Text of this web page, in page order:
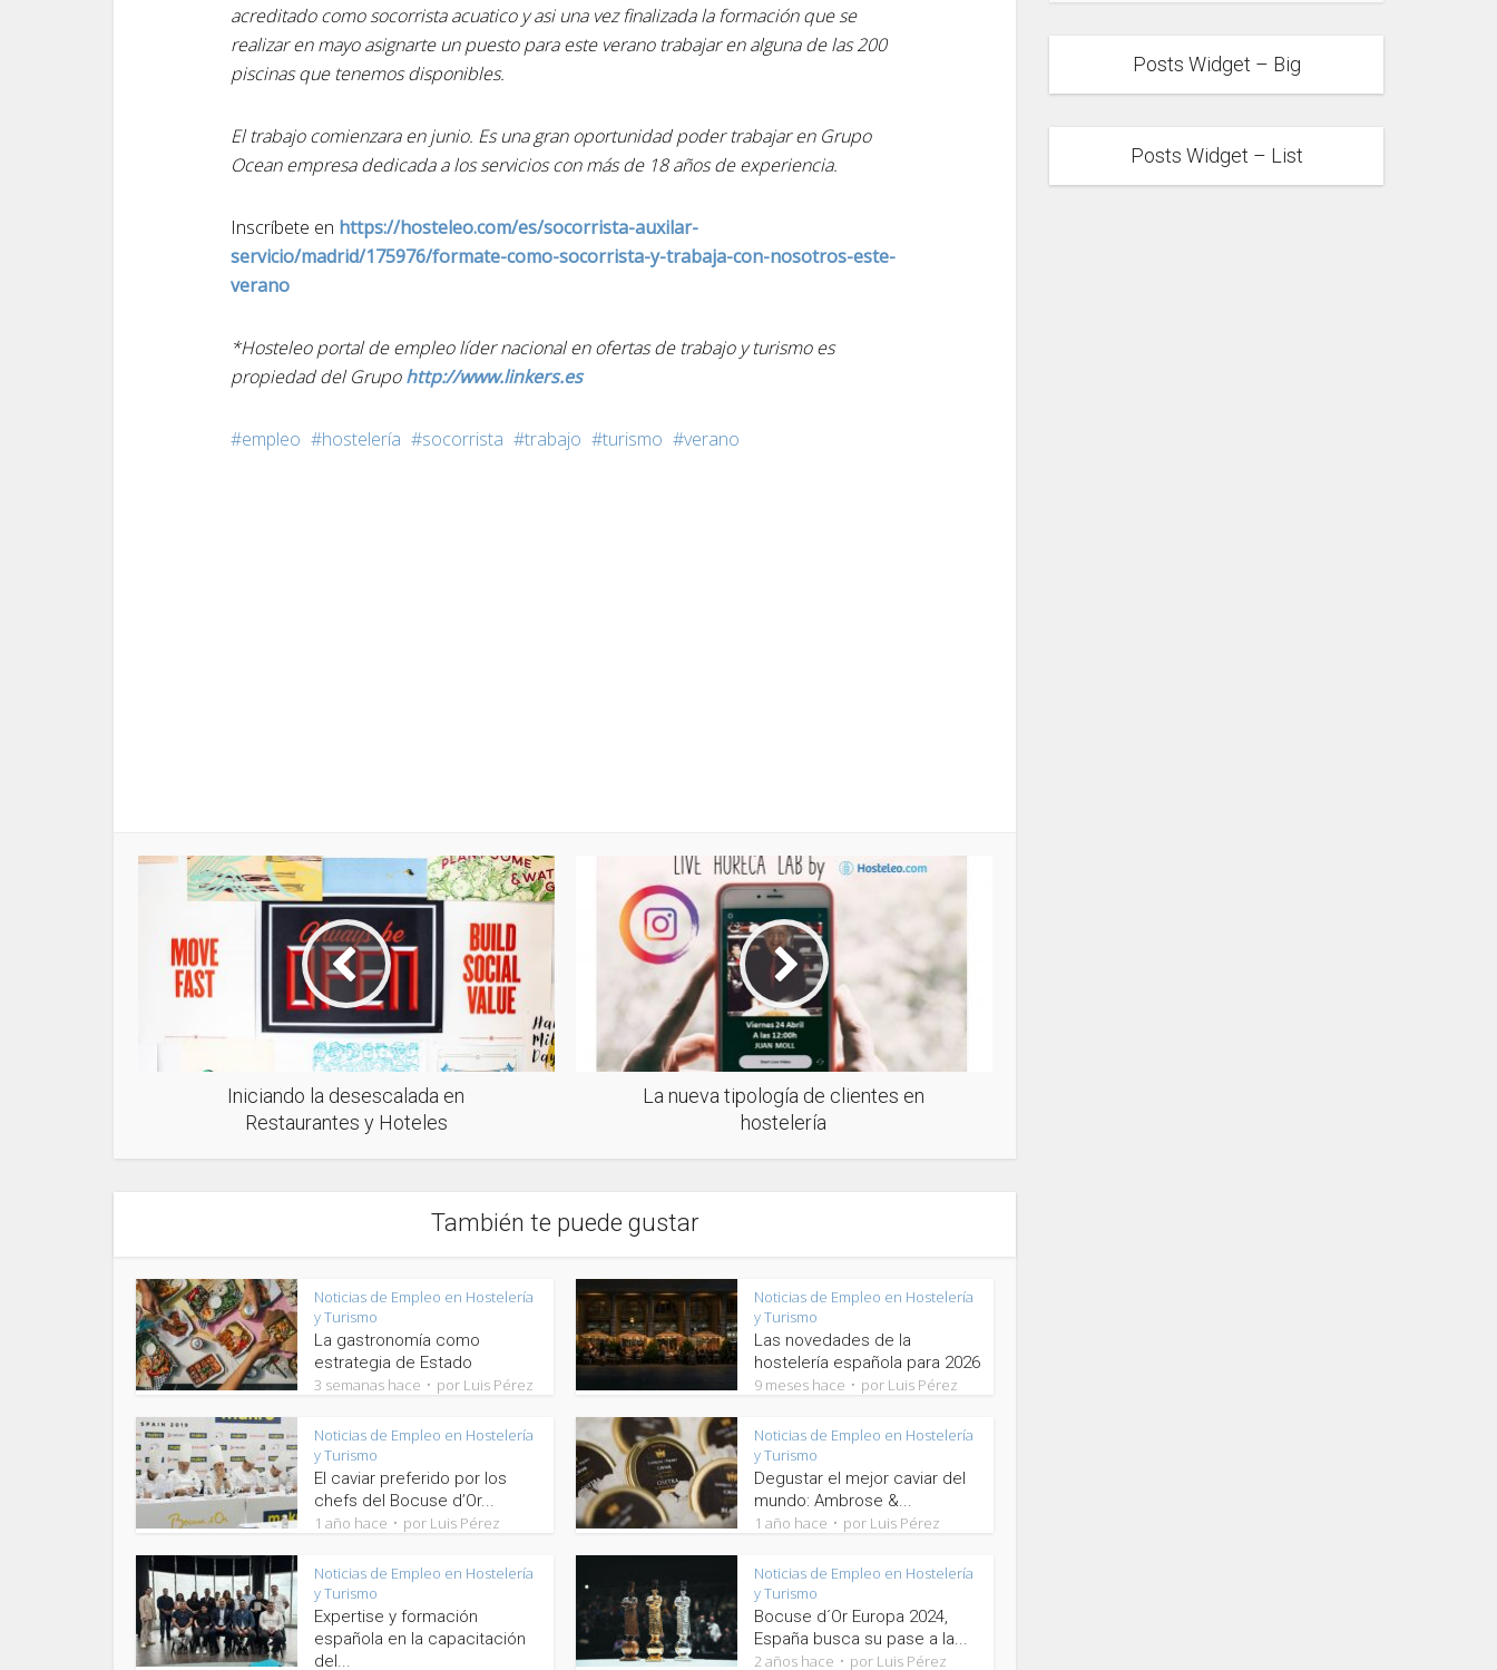
acreditado como socorrista acuatico y asi una vez finalizada la formación que se
realizar en mayo asignarte un puesto para este verano trabajar en alguna de las 200
piscinas que tenemos disponibles.
El trabajo comienzara en junio. Es una gran oportunidad poder trabajar en Grupo
Ocean empresa dedicada a los servicios con más de 18 años de experiencia.
Inscríbete en https://hosteleo.com/es/socorrista-auxilar-
servicio/madrid/175976/formate-como-socorrista-y-trabaja-con-nosotros-este-
verano
*Hosteleo portal de empleo líder nacional en ofertas de trabajo y turismo es
propiedad del Grupohttp://www.linkers.es
empleo hostelería socorrista trabajo turismo verano
Iniciando la desescalada en
Restaurantes y Hoteles
La nueva tipología de clientes en
hostelería
También te puede gustar
Noticias de Empleo en Hostelería
y Turismo
La gastronomía como
estrategia de Estado
3 semanas hace
por Luis Pérez
Noticias de Empleo en Hostelería
y Turismo
Las novedades de la
hostelería española para 2026
9 meses hace
por Luis Pérez
Noticias de Empleo en Hostelería
y Turismo
El caviar preferido por los
chefs del Bocuse d’Or...
1 año hace
por Luis Pérez
Noticias de Empleo en Hostelería
y Turismo
Degustar el mejor caviar del
mundo: Ambrose &...
1 año hace
por Luis Pérez
Noticias de Empleo en Hostelería
y Turismo
Expertise y formación
española en la capacitación
del...
Noticias de Empleo en Hostelería
y Turismo
Bocuse d´Or Europa 2024,
España busca su pase a la...
2 años hace
por Luis Pérez
Posts Widget – Big
Posts Widget – List